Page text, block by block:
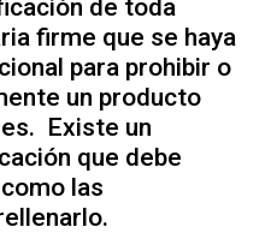
de toda
firme que se haya
para prohibir o
un producto
Existe un
que debe
las